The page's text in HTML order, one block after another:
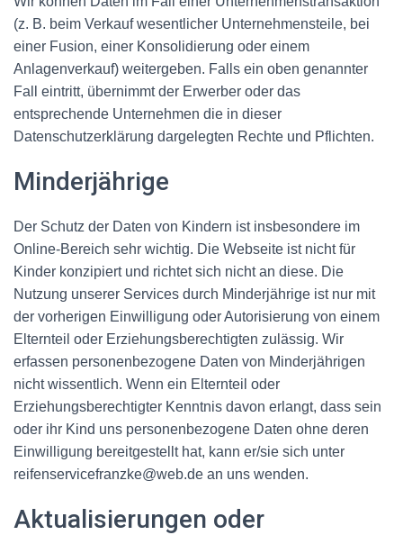
(z. B. beim Verkauf wesentlicher Unternehmensteile, bei
einer Fusion, einer Konsolidierung oder einem
Anlagenverkauf) weitergeben. Falls ein oben genannter
Fall eintritt, übernimmt der Erwerber oder das
entsprechende Unternehmen die in dieser
Datenschutzerklärung dargelegten Rechte und Pflichten.
Minderjährige
Der Schutz der Daten von Kindern ist insbesondere im
Online-Bereich sehr wichtig. Die Webseite ist nicht für
Kinder konzipiert und richtet sich nicht an diese. Die
Nutzung unserer Services durch Minderjährige ist nur mit
der vorherigen Einwilligung oder Autorisierung von einem
Elternteil oder Erziehungsberechtigten zulässig. Wir
erfassen personenbezogene Daten von Minderjährigen
nicht wissentlich. Wenn ein Elternteil oder
Erziehungsberechtigter Kenntnis davon erlangt, dass sein
oder ihr Kind uns personenbezogene Daten ohne deren
Einwilligung bereitgestellt hat, kann er/sie sich unter
reifenservicefranzke@web.de an uns wenden.
Aktualisierungen oder